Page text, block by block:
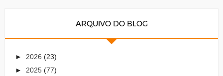
ARQUIVO DO BLOG
► 2026 (23)
► 2025 (77)